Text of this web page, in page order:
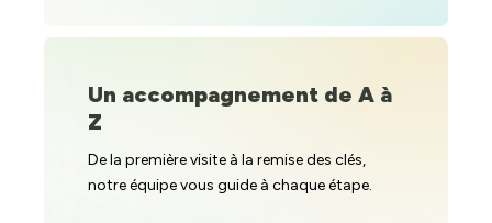
Un accompagnement de A à
Z
De la première visite à la remise des clés,
notre équipe vous guide à chaque étape.